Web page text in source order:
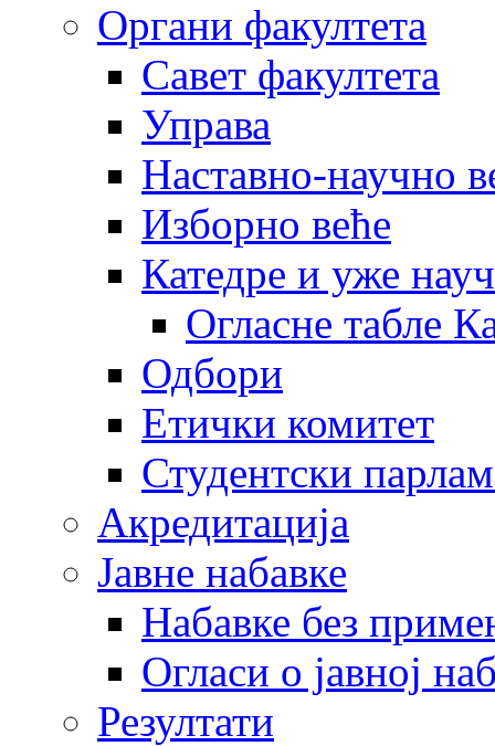
Органи факултета
Савет факултета
Управа
Наставно-научно
Изборно веће
Катедре и уже
Огласне табле
Одбори
Етички комитет
Студентски
Акредитација
Јавне набавке
Набавке без
Огласи о јавној
Резултати